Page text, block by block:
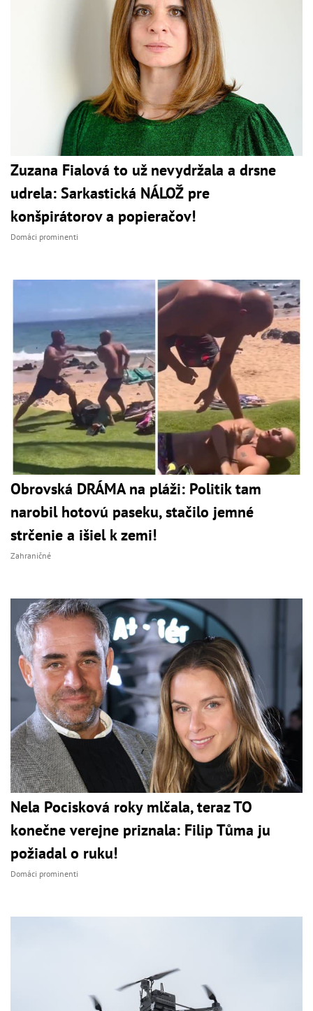
Zuzana Fialová to už nevydržala a drsne
udrela: Sarkastická NÁLOŽ pre
konšpirátorov a popieračov!
Domáci prominenti
Obrovská DRÁMA na pláži: Politik tam
narobil hotovú paseku, stačilo jemné
strčenie a išiel k zemi!
Zahraničné
Nela Pocisková roky mlčala, teraz TO
konečne verejne priznala: Filip Tůma ju
požiadal o ruku!
Domáci prominenti